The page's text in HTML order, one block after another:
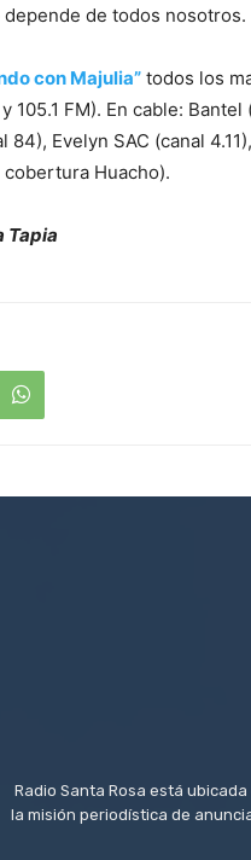
de todos nosotros.
con Majulia” todos los
105.1 FM). En cable:
84), Evelyn SAC (canal
Huacho).
Tapia
Radio Santa Rosa está
la misión periodística de